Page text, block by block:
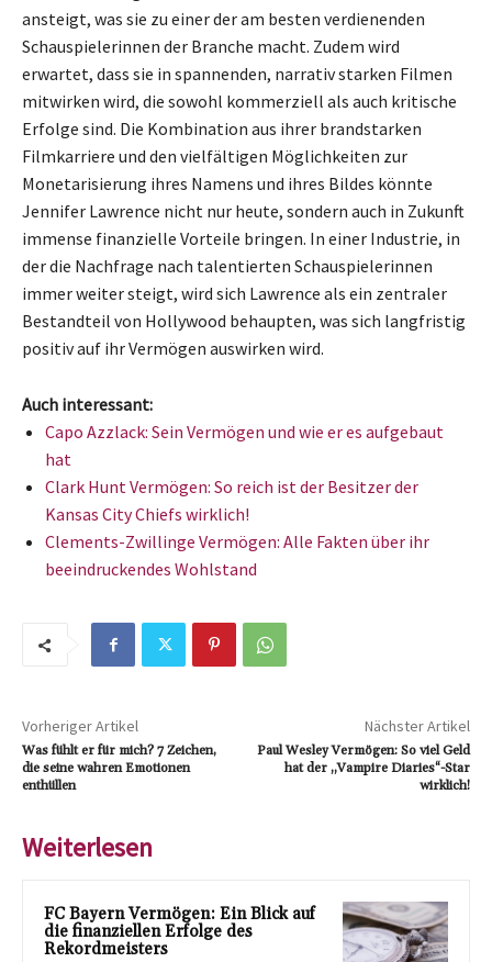
ansteigt, was sie zu einer der am besten verdienenden
Schauspielerinnen der Branche macht. Zudem wird
erwartet, dass sie in spannenden, narrativ starken Filmen
mitwirken wird, die sowohl kommerziell als auch kritische
Erfolge sind. Die Kombination aus ihrer brandstarken
Filmkarriere und den vielfältigen Möglichkeiten zur
Monetarisierung ihres Namens und ihres Bildes könnte
Jennifer Lawrence nicht nur heute, sondern auch in Zukunft
immense finanzielle Vorteile bringen. In einer Industrie, in
der die Nachfrage nach talentierten Schauspielerinnen
immer weiter steigt, wird sich Lawrence als ein zentraler
Bestandteil von Hollywood behaupten, was sich langfristig
positiv auf ihr Vermögen auswirken wird.
Auch interessant:
Capo Azzlack: Sein Vermögen und wie er es aufgebaut
hat
Clark Hunt Vermögen: So reich ist der Besitzer der
Kansas City Chiefs wirklich!
Clements-Zwillinge Vermögen: Alle Fakten über ihr
beeindruckendes Wohlstand
Vorheriger Artikel
Was fühlt er für mich? 7 Zeichen,
die seine wahren Emotionen
enthüllen
Nächster Artikel
Paul Wesley Vermögen: So viel Geld
hat der „Vampire Diaries“-Star
wirklich!
Weiterlesen
FC Bayern Vermögen: Ein Blick auf
die finanziellen Erfolge des
Rekordmeisters